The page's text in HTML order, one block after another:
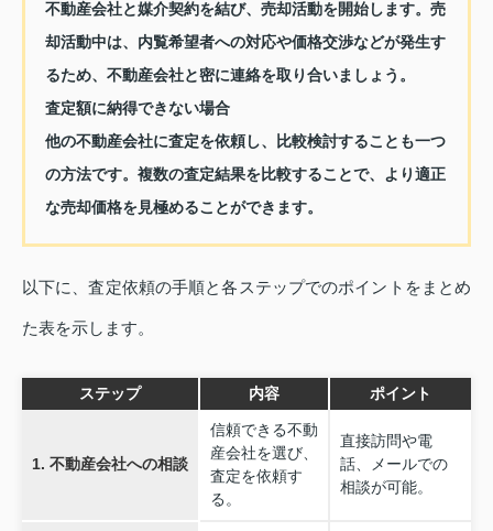
不動産会社と媒介契約を結び、売却活動を開始します。売
却活動中は、内覧希望者への対応や価格交渉などが発生す
るため、不動産会社と密に連絡を取り合いましょう。
査定額に納得できない場合
他の不動産会社に査定を依頼し、比較検討することも一つ
の方法です。複数の査定結果を比較することで、より適正
な売却価格を見極めることができます。
以下に、査定依頼の手順と各ステップでのポイントをまとめ
た表を示します。
ステップ 内容 ポイント
1. 不動産会社への相談
信頼できる不動
産会社を選び、
査定を依頼す
る。
直接訪問や電
話、メールでの
相談が可能。